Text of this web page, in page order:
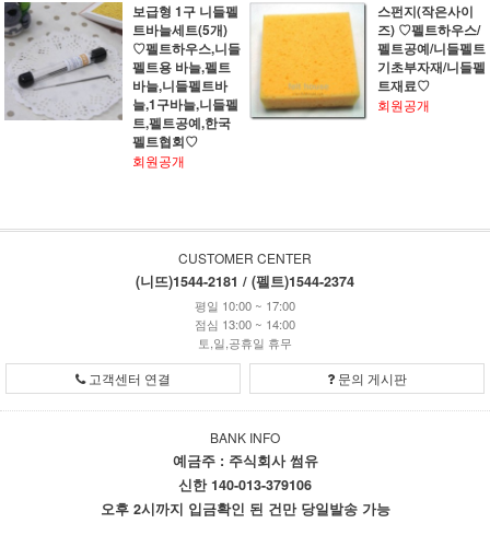
보급형 1구 니들펠
트바늘세트(5개)
♡펠트하우스,니들
펠트용 바늘,펠트
바늘,니들펠트바
늘,1구바늘,니들펠
트,펠트공예,한국
펠트협회♡
회원공개
스펀지(작은사이
즈) ♡펠트하우스/
펠트공예/니들펠트
기초부자재/니들펠
트재료♡
회원공개
CUSTOMER CENTER
(니뜨)1544-2181 / (펠트)1544-2374
평일 10:00 ~ 17:00
점심 13:00 ~ 14:00
토,일,공휴일 휴무
고객센터 연결 문의 게시판
BANK INFO
예금주 : 주식회사 썸유
신한 140-013-379106
오후 2시까지 입금확인 된 건만 당일발송 가능